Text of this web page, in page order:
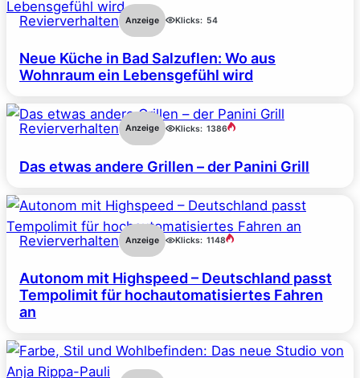
Revierverhalten Anzeige Klicks: 54
Neue Küche in Bad Salzuflen: Wo aus
Wohnraum ein Lebensgefühl wird
Revierverhalten Anzeige Klicks: 1386
Das etwas andere Grillen – der Panini Grill
Revierverhalten Anzeige Klicks: 1148
Autonom mit Highspeed – Deutschland passt
Tempolimit für hochautomatisiertes Fahren
an